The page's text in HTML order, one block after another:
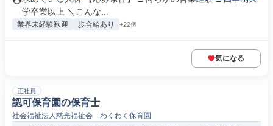
学卒業以上 ＼こんな...
業界未経験歓迎 歩合給あり +22個
気になる
正社員
認可保育園の保育士
社会福祉法人慈光福祉会 わくわく保育園